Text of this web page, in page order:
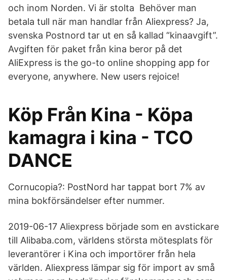
och inom Norden. Vi är stolta Behöver man
betala tull när man handlar från Aliexpress? Ja,
svenska Postnord tar ut en så kallad “kinaavgift”.
Avgiften för paket från kina beror på det
AliExpress is the go-to online shopping app for
everyone, anywhere. New users rejoice!
Köp Från Kina - Köpa
kamagra i kina - TCO
DANCE
Cornucopia?: PostNord har tappat bort 7% av
mina bokförsändelser efter nummer.
2019-06-17 Aliexpress började som en avstickare
till Alibaba.com, världens största mötesplats för
leverantörer i Kina och importörer från hela
världen. Aliexpress lämpar sig för import av små